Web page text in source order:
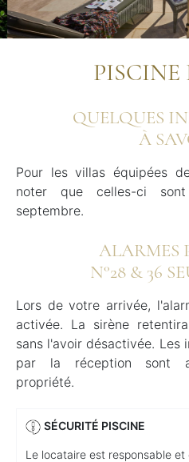
PISCINE
QUELQUES
À
Pour les villas équipées
noter que celles-ci
septembre.
ALARMES
N°28 & 36
Lors de votre arrivée,
activée. La sirène
sans l'avoir désactivée. Les
par la réception sont
propriété.
SÉCURITÉ PISCINE
Le locataire est responsable